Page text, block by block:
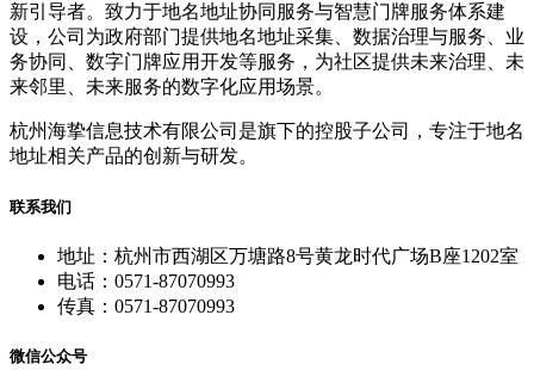
新引导者。致力于地名地址协同服务与智慧门牌服务体系建
设，公司为政府部门提供地名地址采集、数据治理与服务、业
务协同、数字门牌应用开发等服务，为社区提供未来治理、未
来邻里、未来服务的数字化应用场景。
杭州海挚信息技术有限公司是旗下的控股子公司，专注于地名
地址相关产品的创新与研发。
联系我们
地址：杭州市西湖区万塘路8号黄龙时代广场B座1202室
电话：0571-87070993
传真：0571-87070993
微信公众号